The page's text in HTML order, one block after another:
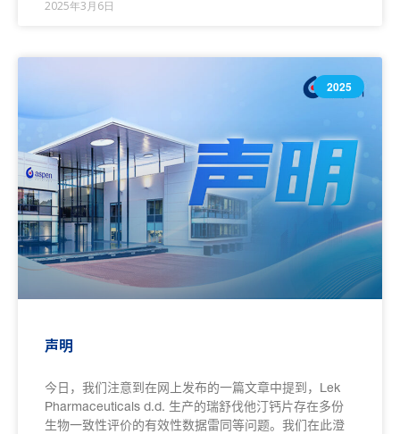
2025年3月6日
2025
声明
今日，我们注意到在网上发布的一篇文章中提到，Lek
Pharmaceuticals d.d. 生产的瑞舒伐他汀钙片存在多份
生物一致性评价的有效性数据雷同等问题。我们在此澄